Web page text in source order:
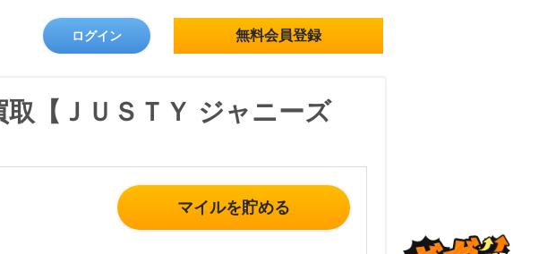
ログイン 無料会員登録
【ＪＵＳＴＹ ジャニーズ
マイルを貯める